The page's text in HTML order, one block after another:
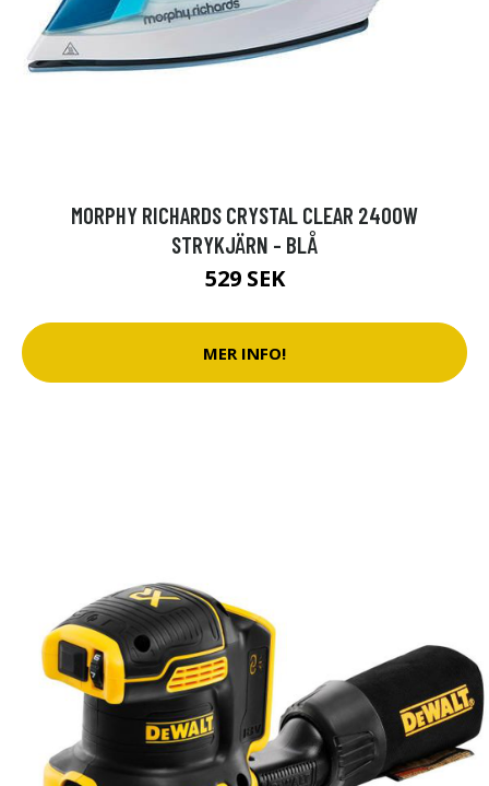
MORPHY RICHARDS CRYSTAL CLEAR 2400W
STRYKJÄRN - BLÅ
529 SEK
MER INFO!